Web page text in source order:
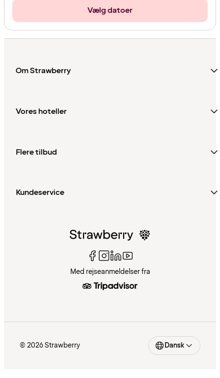
Vælg datoer
Om Strawberry
Vores hoteller
Flere tilbud
Kundeservice
Med rejseanmeldelser fra
© 2026 Strawberry Dansk